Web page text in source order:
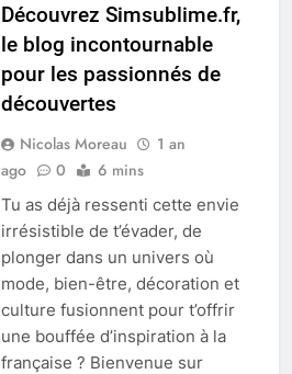
Découvrez Simsublime.fr,
le blog incontournable
pour les passionnés de
découvertes
Nicolas Moreau
1 an
ago
0 6 mins
Tu as déjà ressenti cette envie
irrésistible de t’évader, de
plonger dans un univers où
mode, bien-être, décoration et
culture fusionnent pour t’offrir
une bouffée d’inspiration à la
française ? Bienvenue sur